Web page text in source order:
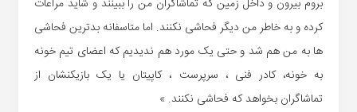
کرده و به خاطر من دیگر فحاشی نکنند. اما متاسفانه بدترین فحاشی
ها به من هم شد و حتی یک مورد هم ندیدیم که اعضای تیم خونه
به خونه، کادر فنی ، سرپرست ، کاپیتان یا یک بازیکنشان از
تماشاگران بخواهد که فحاشی نکنند. »